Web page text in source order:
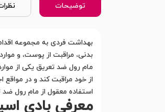
توضیحات
بهداشت فردی به مجموعه
بدنی، مراقبت از پوست، و
مام رول ضد تعریق یکی از
از خود مراقبت کند و در
استفاده معقول از مام رول
معرفی بادی